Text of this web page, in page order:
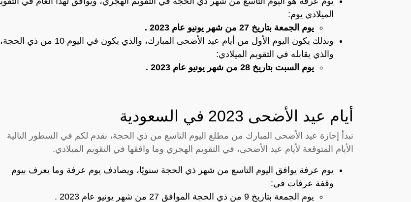
الميلادي يوم:
يوم الجمعة بتاريخ 27 من شهر يونيو عام 2023 .
وبذلك يكون اليوم الأول من أيام عيد الأضحى المبارك، والذي يكون في اليوم 10 من ذي الحجة،
والذي يقابله في التقويم الميلادي:
يوم السبت بتاريخ 28 من شهر يونيو عام 2023 .
أيام عيد الأضحى 2023 في السعودية
تبدأ إجازة عيد الأضحى المبارك من مطلع اليوم التاسع من ذي الحجة، نقدم لكم في السطور التالية
الأيام المتوقعة لأيام عيد الأضحى، في التقويم الهجري وما وافقها في التقويم الميلادي.
يوم عرفة يوافق اليوم التاسع من شهر ذي الحجة سنويًا، ويصادف يوم عرفة وما يعرف بيوم
وقفة عرفات في:
يوم الجمعة بتاريخ 9 من ذي الحجة الموافق 27 من شهر يونيو عام 2023 .